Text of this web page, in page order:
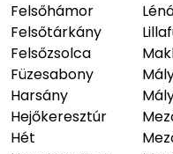
Felsőhámor
Felsőtárkány
Felsőzsolca
Füzesabony
Harsány
Hejőkeresztúr
Hét